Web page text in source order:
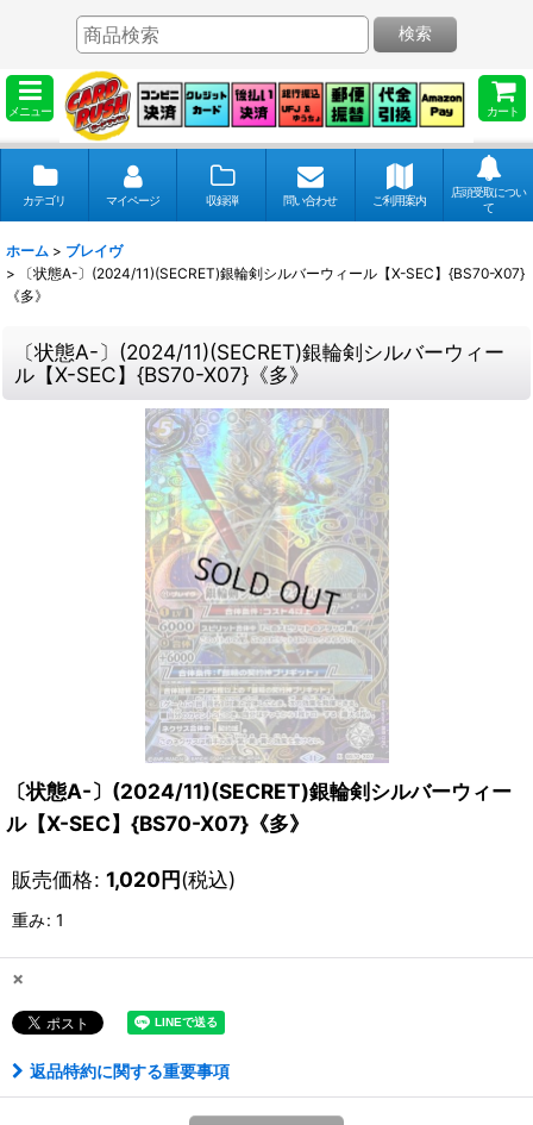
メニュー カート
検索
カテゴリ マイページ 収録弾 問い合わせ ご利用案内
店頭受取につい
て
ホーム > ブレイヴ
>
〔状態A-〕(2024/11)(SECRET)銀輪剣シルバーウィール【X-SEC】{BS70-X07}
《多》
〔状態A-〕(2024/11)(SECRET)銀輪剣シルバーウィー
ル【X-SEC】{BS70-X07}《多》
〔状態A-〕(2024/11)(SECRET)銀輪剣シルバーウィー
ル【X-SEC】{BS70-X07}《多》
販売価格: 1,020円(税込)
重み: 1
×
返品特約に関する重要事項